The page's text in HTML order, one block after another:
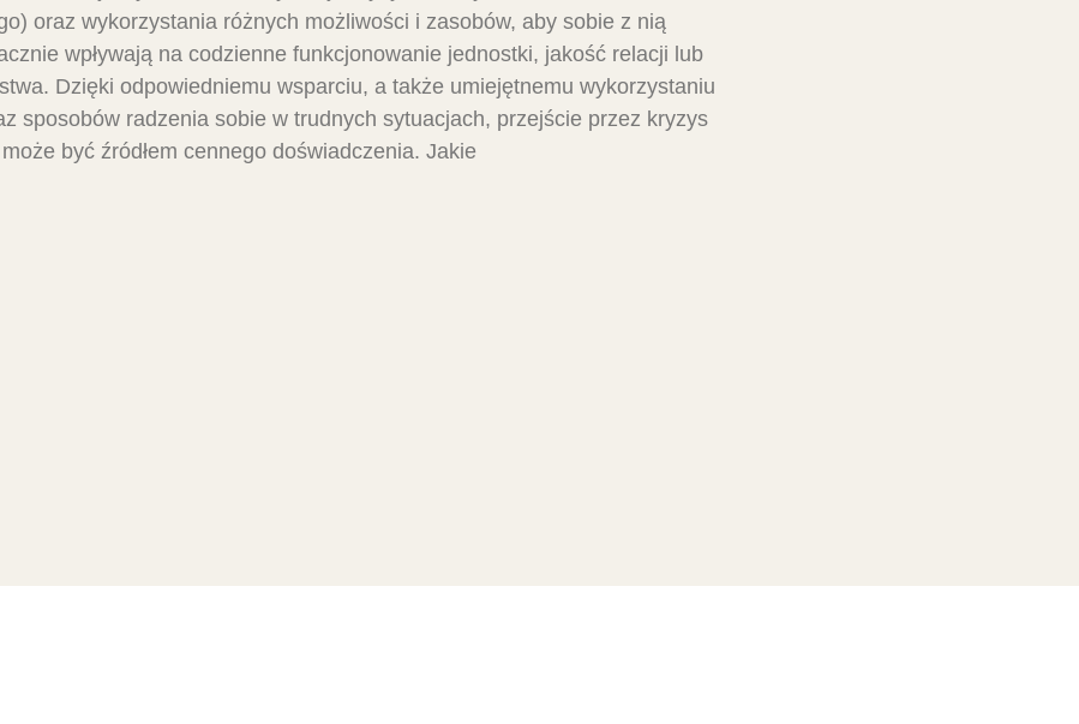
oraz wykorzystania różnych możliwości i zasobów, aby sobie z nią
wpływają na codzienne funkcjonowanie jednostki, jakość relacji lub
Dzięki odpowiedniemu wsparciu, a także umiejętnemu wykorzystaniu
sposobów radzenia sobie w trudnych sytuacjach, przejście przez kryzys
być źródłem cennego doświadczenia. Jakie